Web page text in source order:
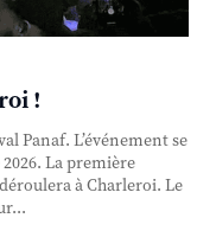
!
Panaf. L’événement se
La première
à Charleroi. Le